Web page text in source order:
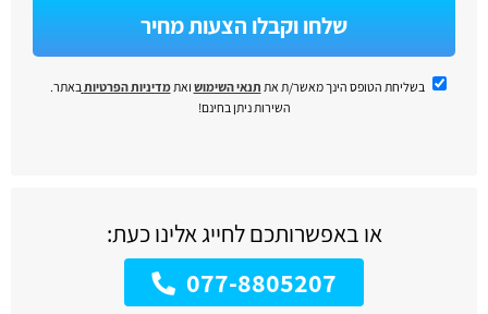
שלחו וקבלו הצעות מחיר
בשליחת הטופס הינך מאשר/ת את תנאי השימוש ואתמדיניות הפרטיותבאתר.
השירות ניתן בחינם!
או באפשרותכם לחייג אלינו כעת:
077-8805207